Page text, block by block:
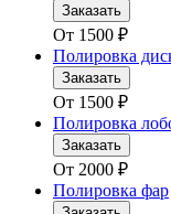
Заказать
От 1500 ₽
Полировка
Заказать
От 1500 ₽
Полировка
Заказать
От 2000 ₽
Полировка фар